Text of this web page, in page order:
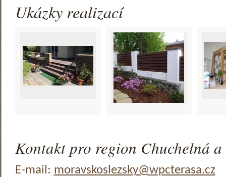
Ukázky realizací
Kontakt pro region Chuchelná
E-mail: moravskoslezsky@wpcterasa.cz